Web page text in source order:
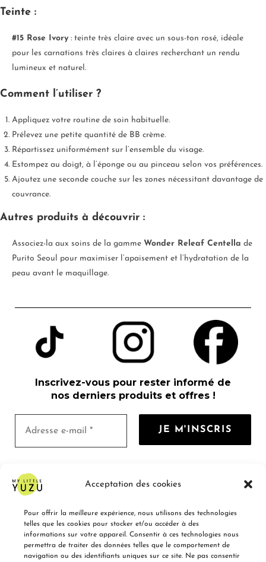
Acceptation des cookies
Pour offrir la meilleure expérience, nous utilisons des technologies
telles que les cookies pour stocker et/ou accéder à des
informations sur votre appareil. Consentir à ces technologies nous
permettra de traiter des données telles que le comportement de
navigation ou des identifiants uniques sur ce site. Ne pas consentir
Teinte :
#15 Rose Ivory : teinte très claire avec un sous-ton rosé, idéale
pour les carnations très claires à claires recherchant un rendu
lumineux et naturel.
Comment l’utiliser ?
Appliquez votre routine de soin habituelle.
Prélevez une petite quantité de BB crème.
Répartissez uniformément sur l’ensemble du visage.
Estompez au doigt, à l’éponge ou au pinceau selon vos préférences.
Ajoutez une seconde couche sur les zones nécessitant davantage de
couvrance.
Autres produits à découvrir :
Associez-la aux soins de la gamme Wonder Releaf Centella de
Purito Seoul pour maximiser l’apaisement et l’hydratation de la
peau avant le maquillage.
Inscrivez-vous pour rester informé de
nos derniers produits et offres !
Nous ne spammons pas ! Consultez notre
politique de confidentialitépour plus